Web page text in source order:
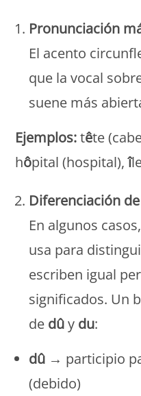
Pronunciación
El acento
que la vocal
suene más
Ejemplos:tête
hôpital (hospital),î
Diferenciación
En algunos
usa para
escriben igual
significados. Un
de dûy du:
dû → participio
(debido)